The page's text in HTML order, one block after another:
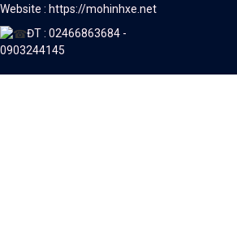
Website : https://mohinhxe.net
ĐT : 02466863684 -
0903244145